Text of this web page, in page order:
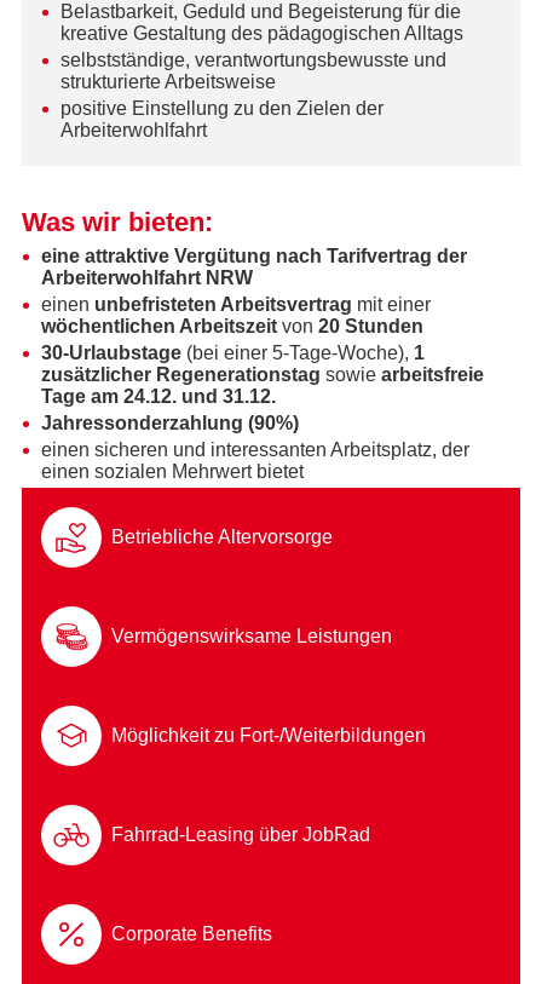
Belastbarkeit, Geduld und Begeisterung für die
kreative Gestaltung des pädagogischen Alltags
selbstständige, verantwortungsbewusste und
strukturierte Arbeitsweise
positive Einstellung zu den Zielen der
Arbeiterwohlfahrt
Was wir bieten:
eine attraktive Vergütung nach Tarifvertrag der
Arbeiterwohlfahrt NRW
einen unbefristeten Arbeitsvertrag mit einer
wöchentlichen Arbeitszeitvon 20 Stunden
30-Urlaubstage(bei einer 5-Tage-Woche), 1
zusätzlicher Regenerationstag sowie arbeitsfreie
Tage am 24.12. und 31.12.
Jahressonderzahlung (90%)
einen sicheren und interessanten Arbeitsplatz, der
einen sozialen Mehrwert bietet
Betriebliche Altervorsorge
Vermögenswirksame Leistungen
Möglichkeit zu Fort-/Weiterbildungen
Fahrrad-Leasing über JobRad
Corporate Benefits